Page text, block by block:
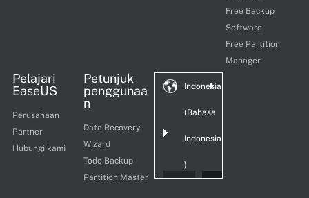
Free Backup
Software
Free Partition
Manager
Pelajari
EaseUS
Perusahaan
Partner
Hubungi kami
Petunjuk
penggunaa
n
Data Recovery
Wizard
Todo Backup
Partition Master
Indonesia
(Bahasa
Indonesia
)